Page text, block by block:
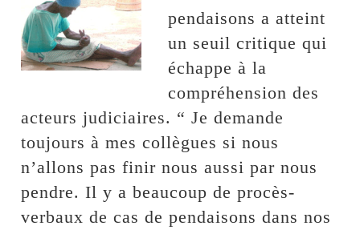
pendaisons a atteint
un seuil critique qui
échappe à la
compréhension des
acteurs judiciaires. “ Je demande
toujours à mes collègues si nous
n’allons pas finir nous aussi par nous
pendre. Il y a beaucoup de procès-
verbaux de cas de pendaisons dans nos